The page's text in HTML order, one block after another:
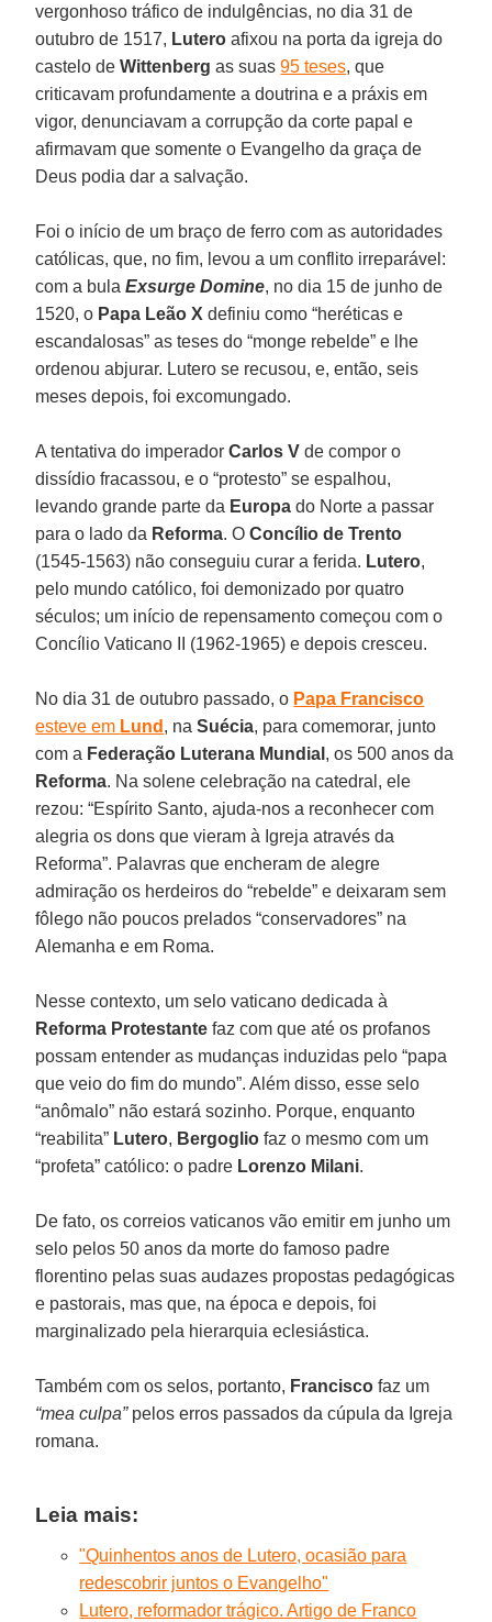
vergonhoso tráfico de indulgências, no dia 31 de
outubro de 1517, Lutero afixou na porta da igreja do
castelo deWittenberg as suas95 teses, que
criticavam profundamente a doutrina e a práxis em
vigor, denunciavam a corrupção da corte papal e
afirmavam que somente o Evangelho da graça de
Deus podia dar a salvação.
Foi o início de um braço de ferro com as autoridades
católicas, que, no fim, levou a um conflito irreparável:
com a bulaExsurge Domine, no dia 15 de junho de
1520, o Papa Leão X definiu como “heréticas e
escandalosas” as teses do “monge rebelde” e lhe
ordenou abjurar. Lutero se recusou, e, então, seis
meses depois, foi excomungado.
A tentativa do imperadorCarlos V de compor o
dissídio fracassou, e o “protesto” se espalhou,
levando grande parte da Europa do Norte a passar
para o lado da Reforma. OConcílio de Trento
(1545-1563) não conseguiu curar a ferida. Lutero,
pelo mundo católico, foi demonizado por quatro
séculos; um início de repensamento começou com o
Concílio Vaticano II (1962-1965) e depois cresceu.
No dia 31 de outubro passado, o Papa Francisco
esteve em Lund , naSuécia, para comemorar, junto
com a Federação Luterana Mundial , os 500 anos da
Reforma. Na solene celebração na catedral, ele
rezou: “Espírito Santo, ajuda-nos a reconhecer com
alegria os dons que vieram à Igreja através da
Reforma”. Palavras que encheram de alegre
admiração os herdeiros do “rebelde” e deixaram sem
fôlego não poucos prelados “conservadores” na
Alemanha e em Roma.
Nesse contexto, um selo vaticano dedicada à
Reforma Protestante faz com que até os profanos
possam entender as mudanças induzidas pelo “papa
que veio do fim do mundo”. Além disso, esse selo
“anômalo” não estará sozinho. Porque, enquanto
“reabilita” Lutero, Bergoglio faz o mesmo com um
“profeta” católico: o padre Lorenzo Milani.
De fato, os correios vaticanos vão emitir em junho um
selo pelos 50 anos da morte do famoso padre
florentino pelas suas audazes propostas pedagógicas
e pastorais, mas que, na época e depois, foi
marginalizado pela hierarquia eclesiástica.
Também com os selos, portanto, Francisco faz um
“mea culpa”pelos erros passados da cúpula da Igreja
romana.
Leia mais:
"Quinhentos anos de Lutero, ocasião para
redescobrir juntos o Evangelho"
Lutero, reformador trágico. Artigo de Franco